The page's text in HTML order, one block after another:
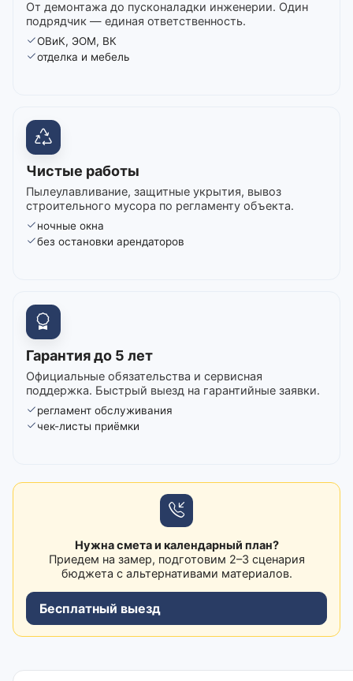
От демонтажа до пусконаладки инженерии. Один
подрядчик — единая ответственность.
ОВиК, ЭОМ, ВК
отделка и мебель
Чистые работы
Пылеулавливание, защитные укрытия, вывоз
строительного мусора по регламенту объекта.
ночные окна
без остановки арендаторов
Гарантия до 5 лет
Официальные обязательства и сервисная
поддержка. Быстрый выезд на гарантийные заявки.
регламент обслуживания
чек-листы приёмки
Нужна смета и календарный план?
Приедем на замер, подготовим 2–3 сценария
бюджета с альтернативами материалов.
Бесплатный выезд